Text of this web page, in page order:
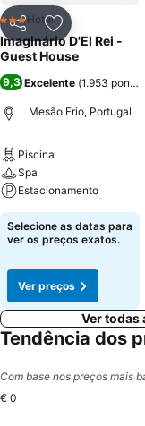
PartilharAdicionar
3 Estrelas
Hotel
Imaginário D'El Rei -
Guest House
9,3 Excelente (1.953
Mesão Frio, Portugal
Piscina
Spa
Estacionamento
Selecione as datas para
ver os preços exatos.
Ver preços
Ver todas
Tendência dos
Com base nos preços mais
€ 0